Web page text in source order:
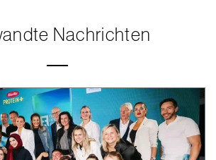
Nachrichten